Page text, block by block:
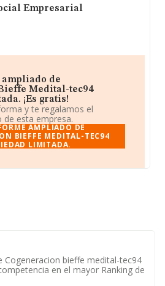
bieffe medital, s. a. el caudal
general, la compañía ha
respecto al (2024) y en
(Servicios técnicos de ingeniería y
perdido posición respecto al
frente al 2024.
Empresarial
de
Medital-tec94
¡Es gratis!
y te regalamos el
esta empresa.
AMPLIADO DE
BIEFFE MEDITAL-TEC94
LIMITADA.
Cogeneracion bieffe medital-tec94
en el mayor Ranking de